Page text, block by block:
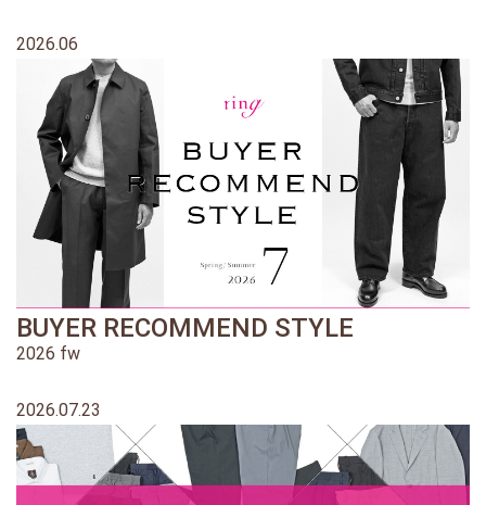
2026.06
BUYER RECOMMEND STYLE
2026 fw
2026.07.23